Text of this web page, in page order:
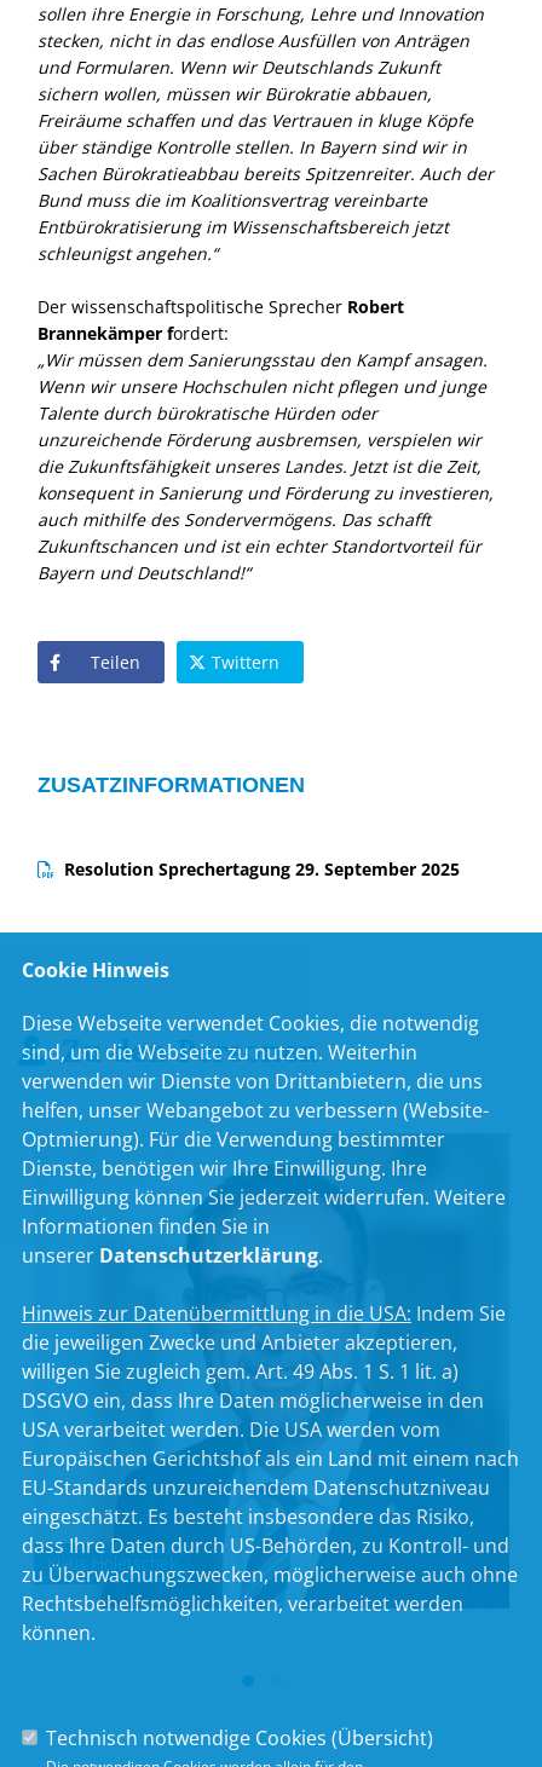
sollen ihre Energie in Forschung, Lehre und Innovation
stecken, nicht in das endlose Ausfüllen von Anträgen
und Formularen. Wenn wir Deutschlands Zukunft
sichern wollen, müssen wir Bürokratie abbauen,
Freiräume schaffen und das Vertrauen in kluge Köpfe
über ständige Kontrolle stellen. In Bayern sind wir in
Sachen Bürokratieabbau bereits Spitzenreiter. Auch der
Bund muss die im Koalitionsvertrag vereinbarte
Entbürokratisierung im Wissenschaftsbereich jetzt
schleunigst angehen.“
Der wissenschaftspolitische Sprecher Robert
Brannekämper fordert:
Wir müssen dem Sanierungsstau den Kampf ansagen.
Wenn wir unsere Hochschulen nicht pflegen und junge
Talente durch bürokratische Hürden oder
unzureichende Förderung ausbremsen, verspielen wir
die Zukunftsfähigkeit unseres Landes. Jetzt ist die Zeit,
konsequent in Sanierung und Förderung zu investieren,
auch mithilfe des Sondervermögens. Das schafft
Zukunftschancen und ist ein echter Standortvorteil für
Bayern und Deutschland!“
Teilen Twittern
ZUSATZINFORMATIONEN
Resolution Sprechertagung 29. September 2025
Zu den Personen
Klaus Holetschek
Cookie Hinweis
Diese Webseite verwendet Cookies, die notwendig
sind, um die Webseite zu nutzen. Weiterhin
verwenden wir Dienste von Drittanbietern, die uns
helfen, unser Webangebot zu verbessern (Website-
Optmierung). Für die Verwendung bestimmter
Dienste, benötigen wir Ihre Einwilligung. Ihre
Einwilligung können Sie jederzeit widerrufen. Weitere
Informationen finden Sie in
unserer Datenschutzerklärung.
Hinweis zur Datenübermittlung in die USA: Indem Sie
die jeweiligen Zwecke und Anbieter akzeptieren,
willigen Sie zugleich gem. Art. 49 Abs. 1 S. 1 lit. a)
DSGVO ein, dass Ihre Daten möglicherweise in den
USA verarbeitet werden. Die USA werden vom
Europäischen Gerichtshof als ein Land mit einem nach
EU-Standards unzureichendem Datenschutzniveau
eingeschätzt. Es besteht insbesondere das Risiko,
dass Ihre Daten durch US-Behörden, zu Kontroll- und
zu Überwachungszwecken, möglicherweise auch ohne
Rechtsbehelfsmöglichkeiten, verarbeitet werden
können.
Technisch notwendige Cookies (Übersicht)